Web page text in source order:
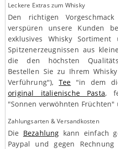
Leckere Extras zum Whisky
Den richtigen
verspüren unsere Kunden
exklusives Whisky Sortiment
Spitzenerzeugnissen aus
die den höchsten
Bestellen Sie zu Ihrem
Verführung"), Tee "in dem
original italienische Pasta,
"Sonnen verwöhnten Früchten"
Zahlungsarten & Versandkosten
Die Bezahlung kann einfach
Paypal und gegen